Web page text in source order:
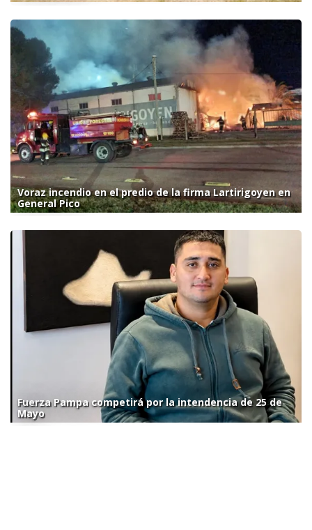
Voraz incendio en el predio de la firma Lartirigoyen en
General Pico
Fuerza Pampa competirá por la intendencia de 25 de
Mayo